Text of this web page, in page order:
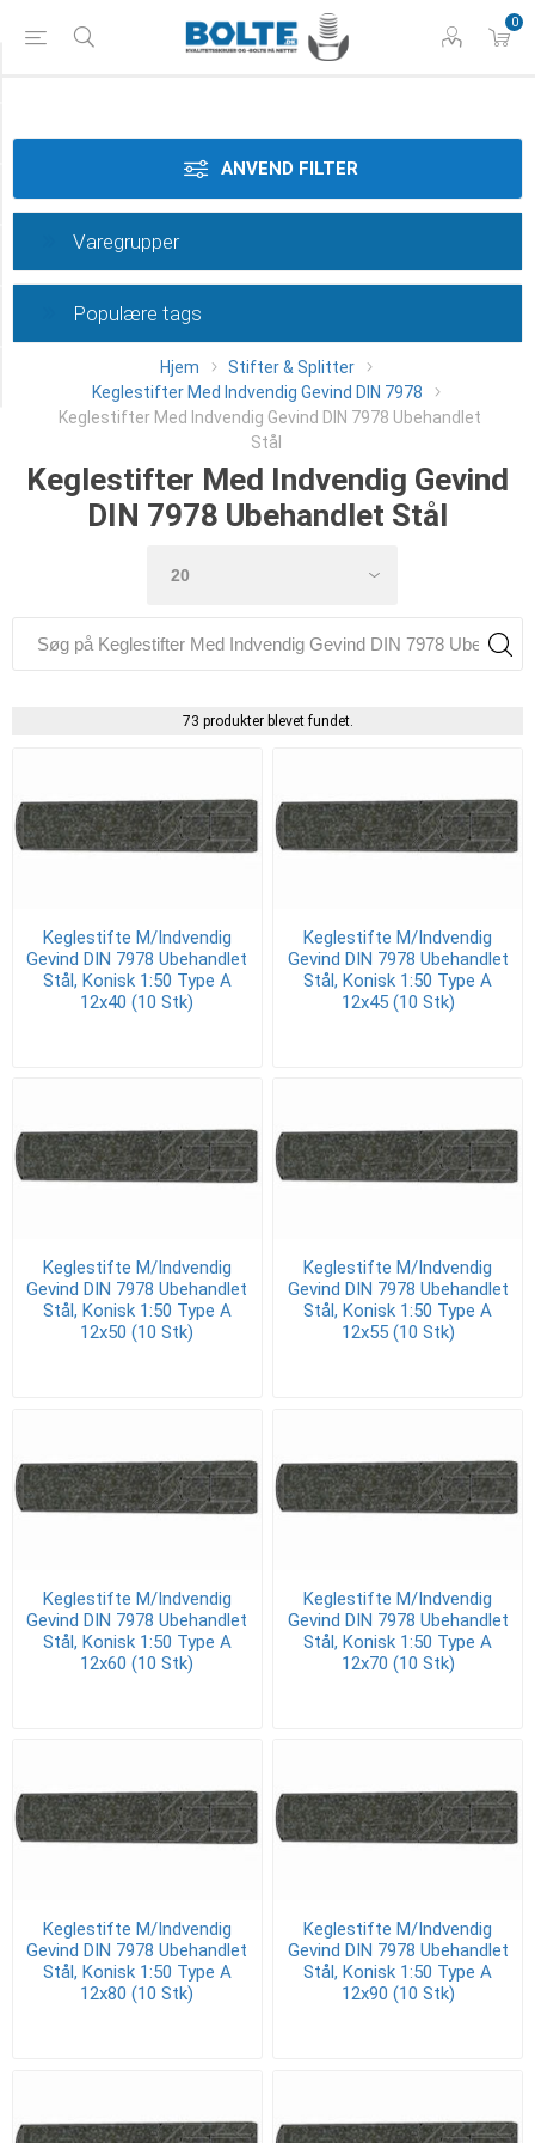
0
Hjem
Stifter & Splitter
Keglestifter Med Indvendig Gevind DIN 7978
Keglestifter Med Indvendig Gevind DIN 7978 Ubehandlet
Stål
Keglestifter Med Indvendig Gevind
DIN 7978 Ubehandlet Stål
73 produkter blevet fundet.
Keglestifte M/Indvendig
Gevind DIN 7978 Ubehandlet
Stål, Konisk 1:50 Type A
12x40 (10 Stk)
Keglestifte M/Indvendig
Gevind DIN 7978 Ubehandlet
Stål, Konisk 1:50 Type A
12x45 (10 Stk)
Keglestifte M/Indvendig
Gevind DIN 7978 Ubehandlet
Stål, Konisk 1:50 Type A
12x50 (10 Stk)
Keglestifte M/Indvendig
Gevind DIN 7978 Ubehandlet
Stål, Konisk 1:50 Type A
12x55 (10 Stk)
Keglestifte M/Indvendig
Gevind DIN 7978 Ubehandlet
Stål, Konisk 1:50 Type A
12x60 (10 Stk)
Keglestifte M/Indvendig
Gevind DIN 7978 Ubehandlet
Stål, Konisk 1:50 Type A
12x70 (10 Stk)
Keglestifte M/Indvendig
Gevind DIN 7978 Ubehandlet
Stål, Konisk 1:50 Type A
12x80 (10 Stk)
Keglestifte M/Indvendig
Gevind DIN 7978 Ubehandlet
Stål, Konisk 1:50 Type A
12x90 (10 Stk)
ANVEND FILTER
Længde
Type
Varegrupper
Populære tags